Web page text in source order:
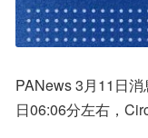
PANews 3月11日
日06:06分左右，